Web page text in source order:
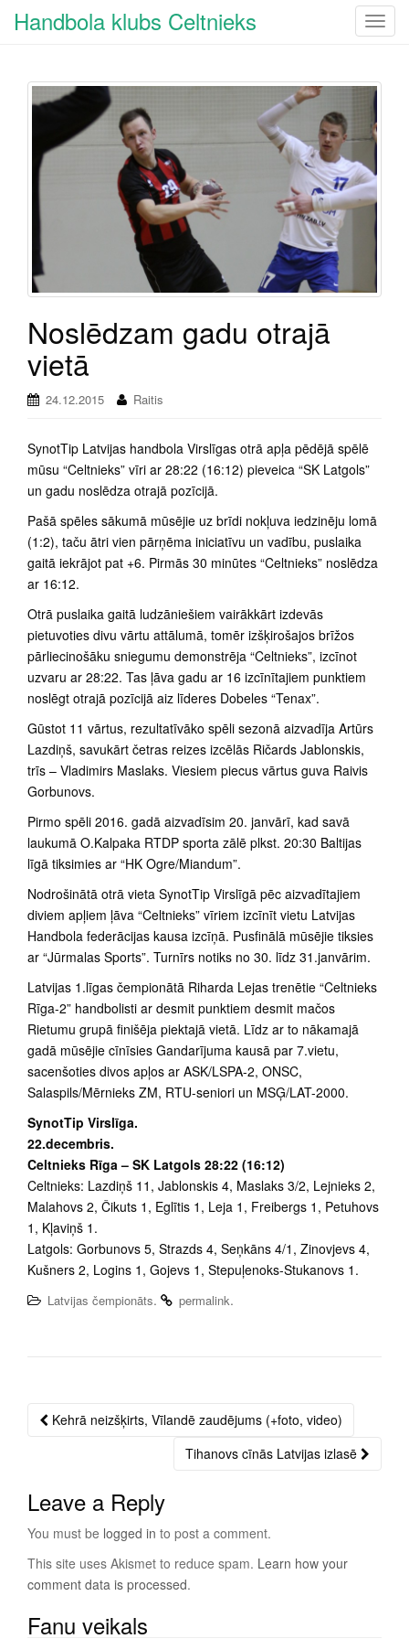
T
g
e
n
a
v
i
g
t
i
Handbola klubs Celtnieks
Noslēdzam gadu otrajā
vietā
24.12.2015 Raitis
SynotTip Latvijas handbola Virslīgas otrā apļa pēdējā spēlē
mūsu “Celtnieks” vīri ar 28:22 (16:12) pieveica “SK Latgols”
un gadu noslēdza otrajā pozīcijā.
Pašā spēles sākumā mūsējie uz brīdi nokļuva iedzinēju lomā
(1:2), taču ātri vien pārņēma iniciatīvu un vadību, puslaika
gaitā iekrājot pat +6. Pirmās 30 minūtes “Celtnieks” noslēdza
ar 16:12.
Otrā puslaika gaitā ludzāniešiem vairākkārt izdevās
pietuvoties divu vārtu attālumā, tomēr izšķirošajos brīžos
pārliecinošāku sniegumu demonstrēja “Celtnieks”, izcīnot
uzvaru ar 28:22. Tas ļāva gadu ar 16 izcīnītajiem punktiem
noslēgt otrajā pozīcijā aiz līderes Dobeles “Tenax”.
Gūstot 11 vārtus, rezultatīvāko spēli sezonā aizvadīja Artūrs
Lazdiņš, savukārt četras reizes izcēlās Ričards Jablonskis,
trīs – Vladimirs Maslaks. Viesiem piecus vārtus guva Raivis
Gorbunovs.
Pirmo spēli 2016. gadā aizvadīsim 20. janvārī, kad savā
laukumā O.Kalpaka RTDP sporta zālē plkst. 20:30 Baltijas
līgā tiksimies ar “HK Ogre/Miandum”.
Nodrošinātā otrā vieta SynotTip Virslīgā pēc aizvadītajiem
diviem apļiem ļāva “Celtnieks” vīriem izcīnīt vietu Latvijas
Handbola federācijas kausa izcīņā. Pusfinālā mūsējie tiksies
ar “Jūrmalas Sports”. Turnīrs notiks no 30. līdz 31.janvārim.
Latvijas 1.līgas čempionātā Riharda Lejas trenētie “Celtnieks
Rīga-2” handbolisti ar desmit punktiem desmit mačos
Rietumu grupā finišēja piektajā vietā. Līdz ar to nākamajā
gadā mūsējie cīnīsies Gandarījuma kausā par 7.vietu,
sacenšoties divos apļos ar ASK/LSPA-2, ONSC,
Salaspils/Mērnieks ZM, RTU-seniori un MSĢ/LAT-2000.
SynotTip Virslīga.
22.decembris.
Celtnieks Rīga – SK Latgols 28:22 (16:12)
Celtnieks: Lazdiņš 11, Jablonskis 4, Maslaks 3/2, Lejnieks 2,
Malahovs 2, Čikuts 1, Eglītis 1, Leja 1, Freibergs 1, Petuhovs
1, Kļaviņš 1.
Latgols: Gorbunovs 5, Strazds 4, Seņkāns 4/1, Zinovjevs 4,
Kušners 2, Logins 1, Gojevs 1, Stepuļenoks-Stukanovs 1.
Latvijas čempionāts. permalink.
Post
Kehrā neizšķirts, Vīlandē zaudējums (+foto, video)
Tihanovs cīnās Latvijas izlasē
Leave a Reply
You must be logged in to post a comment.
This site uses Akismet to reduce spam. Learn how your
comment data is processed.
Fanu veikals